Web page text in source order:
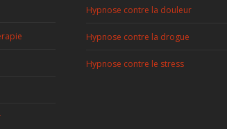
Hypnose contre la douleur
Hypnose contre la drogue
Hypnose contre le stress